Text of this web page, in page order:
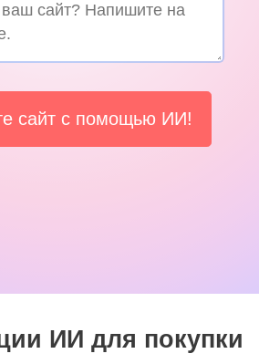
сайт с помощью ИИ!
ИИ для покупки